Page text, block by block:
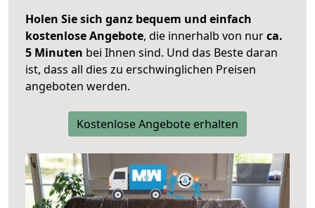
Holen Sie sich ganz bequem und einfach
kostenlose Angebote, die innerhalb von nurca.
5 Minuten bei Ihnen sind. Und das Beste daran
ist, dass all dies zu erschwinglichen Preisen
angeboten werden.
Kostenlose Angebote erhalten